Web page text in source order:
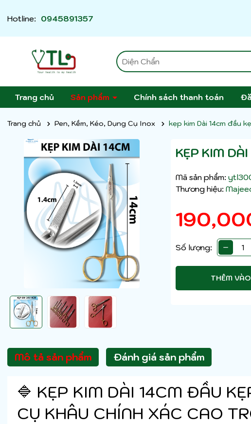
Hotline: 0945891357
Trang chủ Sản phẩm Chính sách thanh toán
Trang chủ Pen, Kềm, Kéo, Dụng Cụ Inox kẹp kim Dài 14cm đầu
KẸP KIM
Mã sản phẩm:
Thương hiệu:
Số lượng:
THÊM
Mô tả sản phẩm Đánh giá sản phẩm
🔷 KẸP KIM DÀI 14CM ĐẦU
CỤ KHÂU CHÍNH XÁC CAO